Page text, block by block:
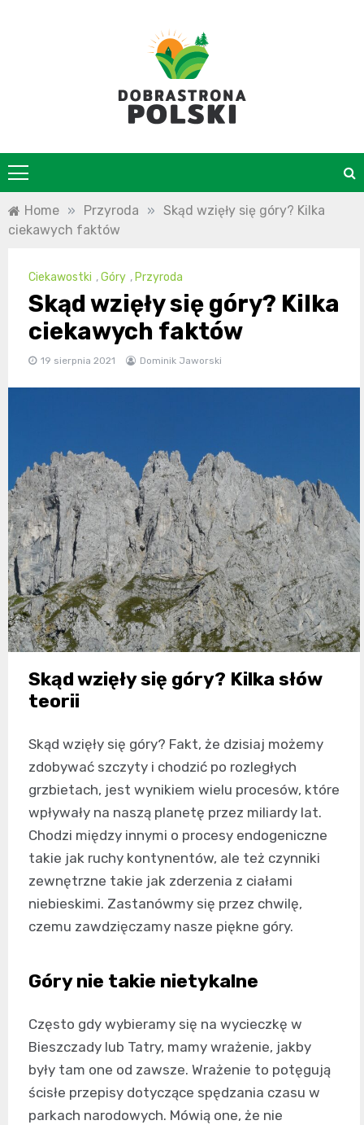
Home » Przyroda » Skąd wzięły się góry? Kilka
ciekawych faktów
Ciekawostki ,Góry , Przyroda
Skąd wzięły się góry? Kilka
ciekawych faktów
19 sierpnia 2021 Dominik Jaworski
Skąd wzięły się góry? Kilka słów
teorii
Skąd wzięły się góry? Fakt, że dzisiaj możemy
zdobywać szczyty i chodzić po rozległych
grzbietach, jest wynikiem wielu procesów, które
wpływały na naszą planetę przez miliardy lat.
Chodzi między innymi o procesy endogeniczne
takie jak ruchy kontynentów, ale też czynniki
zewnętrzne takie jak zderzenia z ciałami
niebieskimi. Zastanówmy się przez chwilę,
czemu zawdzięczamy nasze piękne góry.
Góry nie takie nietykalne
Często gdy wybieramy się na wycieczkę w
Bieszczady lub Tatry, mamy wrażenie, jakby
były tam one od zawsze. Wrażenie to potęgują
ścisłe przepisy dotyczące spędzania czasu w
parkach narodowych. Mówią one, że nie